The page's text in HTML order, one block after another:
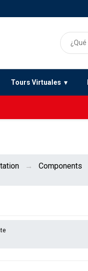
Tours Virtuales
Components